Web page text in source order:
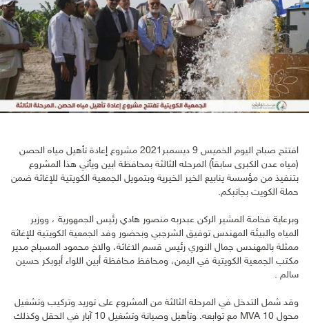
افتتح صباح اليوم الخميس 9 ديسمبر2021 مشروع إعادة تأهيل مياه الحصن
(مياه عدن الكبرى سابقاً) المرحله الثالثة بمحافظة ابين ويأتي هذا المشروع
بتنفيذ من مؤسسة ينابيع الخير الخيرية وبتمويل الجمعية الكويتية للإغاثة ضمن
حملة الكويت بجانبكم.
وبرعاية فخامة المشير الركن عبدربه منصور هادي رئيس الجمهورية ، ووزير
المياه والبيئة المهندس توفيق الشرجبي وبحضور وفد الجمعية الكويتية للإغاثة
ممثلة بالمهندس جمال النوري رئيس قسم الاغاثة، والاخ محمود المسباح مدير
مكتب الجمعية الكويتية في اليمن، ومحافظ محافظة أبين اللواء أبوبكر حسين
سالم .
وقد شمل التدخل في المرحلة الثالثة من المشروع على توريد وتركيب وتشغيل
محول 10 MVA مع توابعه. وتأهيل وصيانة وتشغيل 10 آبار في الحقل وكذلك